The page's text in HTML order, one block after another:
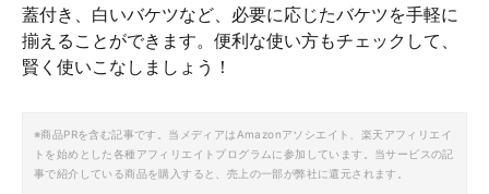
蓋付き、白いバケツなど、必要に応じたバケツを手軽に
揃えることができます。便利な使い方もチェックして、
賢く使いこなしましょう！
※商品PRを含む記事です。当メディアはAmazonアソシエイト、楽天アフィリエイ
トを始めとした各種アフィリエイトプログラムに参加しています。当サービスの記
事で紹介している商品を購入すると、売上の一部が弊社に還元されます。